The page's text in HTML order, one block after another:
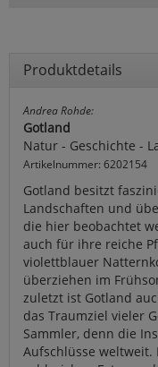
Produktdetails
Andrea Rohde:
Gotland
Natur - Geschichte -
Artikelnummer: 6202154
Gotland besitzt
Landschaften und
die hier beobachtet
auch für ihre reiche
violettblauer
überziehen im
zuletzt ist Gotland
das Traumziel vieler
Sammler, denn die
Aufschlüsse weltweit.